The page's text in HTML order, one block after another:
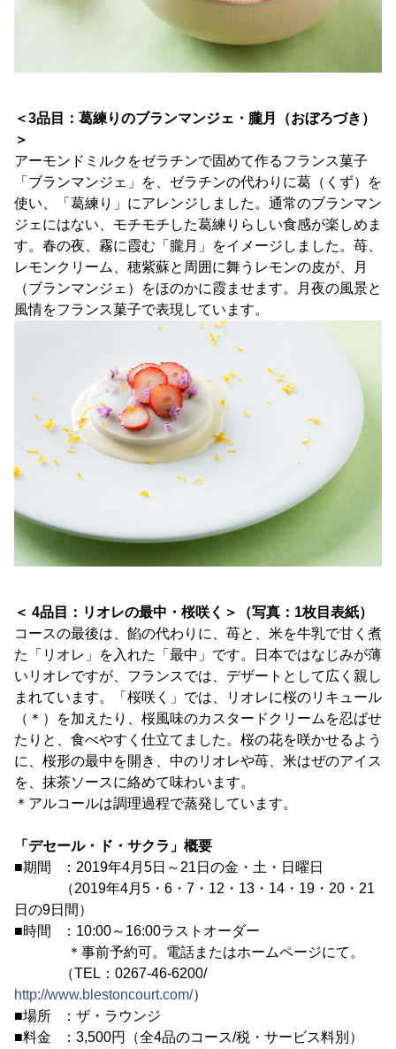
＜3品目：葛練りのブランマンジェ・朧月（おぼろづき）
＞
アーモンドミルクをゼラチンで固めて作るフランス菓子
「ブランマンジェ」を、ゼラチンの代わりに葛（くず）を
使い、「葛練り」にアレンジしました。通常のブランマン
ジェにはない、モチモチした葛練りらしい食感が楽しめま
す。春の夜、霧に霞む「朧月」をイメージしました。苺、
レモンクリーム、穂紫蘇と周囲に舞うレモンの皮が、月
（ブランマンジェ）をほのかに霞ませます。月夜の風景と
風情をフランス菓子で表現しています。
＜ 4品目：リオレの最中・桜咲く＞（写真：1枚目表紙）
コースの最後は、餡の代わりに、苺と、米を牛乳で甘く煮
た「リオレ」を入れた「最中」です。日本ではなじみが薄
いリオレですが、フランスでは、デザートとして広く親し
まれています。「桜咲く」では、リオレに桜のリキュール
（＊）を加えたり、桜風味のカスタードクリームを忍ばせ
たりと、食べやすく仕立てました。桜の花を咲かせるよう
に、桜形の最中を開き、中のリオレや苺、米はぜのアイス
を、抹茶ソースに絡めて味わいます。
＊アルコールは調理過程で蒸発しています。
「デセール・ド・サクラ」概要
■期間 ：2019年4月5日～21日の金・土・日曜日
（2019年4月5・6・7・12・13・14・19・20・21
日の9日間）
■時間 ：10:00～16:00ラストオーダー
＊事前予約可。電話またはホームページにて。
（TEL：0267-46-6200/
http://www.blestoncourt.com/）
■場所 ：ザ・ラウンジ
■料金 ：3,500円（全4品のコース/税・サービス料別）